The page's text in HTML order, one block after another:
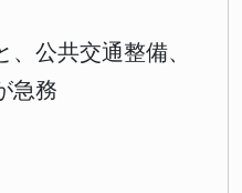
公共交通整備、
急務